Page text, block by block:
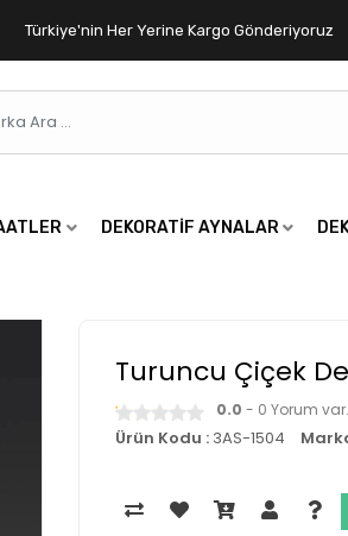
Türkiye'nin Her Yerine Kargo Gönderiyoruz
DEKORATIF AYNALAR
Turuncu Çiçek
0.0 - 0 Yorum var.
Ürün Kodu : 3AS-1504